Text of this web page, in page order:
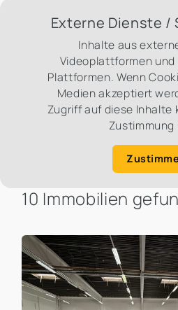
Externe Dienste /
Inhalte aus
Videoplattformen
Plattformen. Wenn
Medien akzeptiert
Zugriff auf diese Inhalte
Zustimmung
10 Immobilien